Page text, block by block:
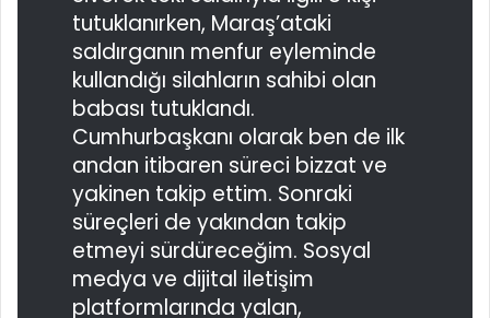
tutuklanırken, Maraş’ataki
saldırganın menfur eyleminde
kullandığı silahların sahibi olan
babası tutuklandı.
Cumhurbaşkanı olarak ben de ilk
andan itibaren süreci bizzat ve
yakinen takip ettim. Sonraki
süreçleri de yakından takip
etmeyi sürdüreceğim. Sosyal
medya ve dijital iletişim
platformlarında yalan,